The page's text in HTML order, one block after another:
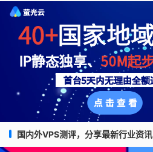
国内外VPS测评，分享最新行业资讯